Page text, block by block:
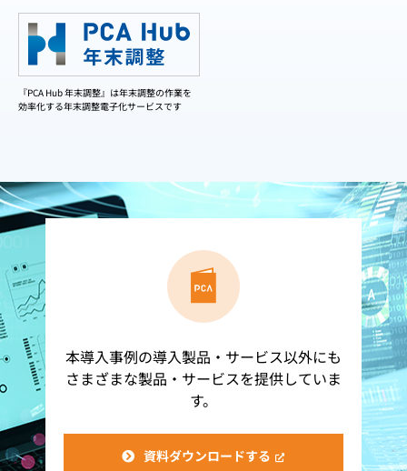
『PCA Hub 年末調整』は年末調整の作業を
効率化する年末調整電子化サービスです
本導入事例の導入製品・サービス以外にも
さまざまな製品・サービスを提供していま
す。
資料ダウンロードする